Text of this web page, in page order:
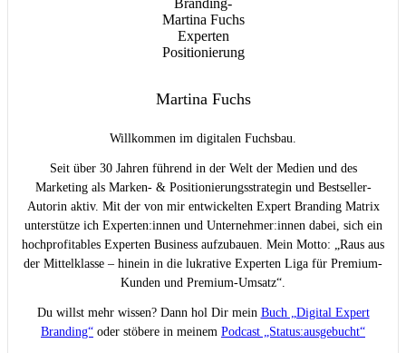
Martina Fuchs
Willkommen im digitalen Fuchsbau.
Seit über 30 Jahren führend in der Welt der Medien und des
Marketing als Marken- & Positionierungsstrategin und Bestseller-
Autorin aktiv. Mit der von mir entwickelten Expert Branding Matrix
unterstütze ich Experten:innen und Unternehmer:innen dabei, sich ein
hochprofitables Experten Business aufzubauen. Mein Motto: „Raus aus
der Mittelklasse – hinein in die lukrative Experten Liga für Premium-
Kunden und Premium-Umsatz“.
Du willst mehr wissen? Dann hol Dir mein Buch „Digital Expert
Branding“ oder stöbere in meinem Podcast „Status:ausgebucht“